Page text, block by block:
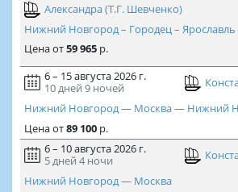
Александра (Т.Г. Шевченко)
Нижний Новгород – Городец – Ярославль
Ценаот59 965р.
6 – 15 августа 2026 г.
10 дней 9 ночей
Нижний Новгород — Москва — Нижний
Ценаот89 100р.
6 – 10 августа 2026 г.
5 дней 4 ночи
Нижний Новгород — Москва